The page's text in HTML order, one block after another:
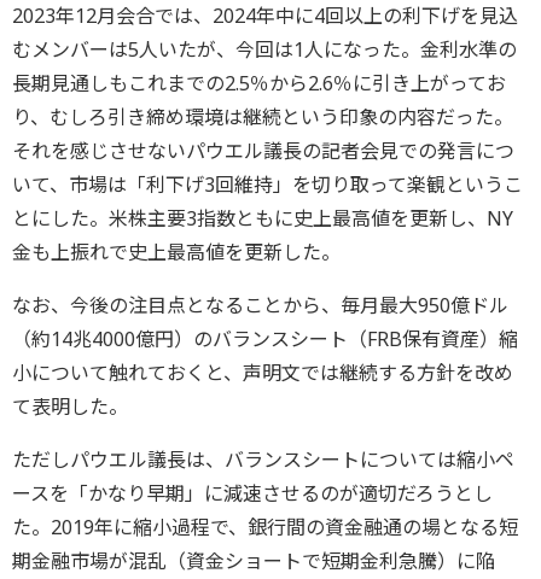
2023年12月会合では、2024年中に4回以上の利下げを見込
むメンバーは5人いたが、今回は1人になった。金利水準の
長期見通しもこれまでの2.5％から2.6％に引き上がってお
り、むしろ引き締め環境は継続という印象の内容だった。
それを感じさせないパウエル議長の記者会見での発言につ
いて、市場は「利下げ3回維持」を切り取って楽観というこ
とにした。米株主要3指数ともに史上最高値を更新し、NY
金も上振れで史上最高値を更新した。
なお、今後の注目点となることから、毎月最大950億ドル
（約14兆4000億円）のバランスシート（FRB保有資産）縮
小について触れておくと、声明文では継続する方針を改め
て表明した。
ただしパウエル議長は、バランスシートについては縮小ペ
ースを「かなり早期」に減速させるのが適切だろうとし
た。2019年に縮小過程で、銀行間の資金融通の場となる短
期金融市場が混乱（資金ショートで短期金利急騰）に陥